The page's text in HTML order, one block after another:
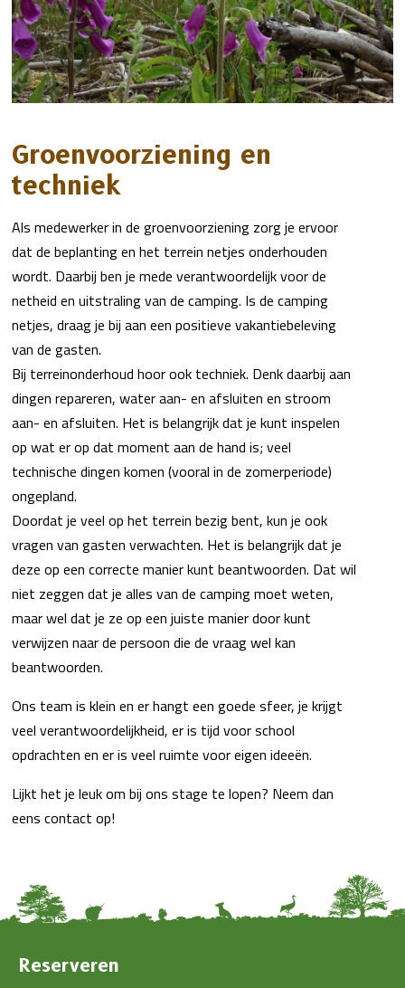
Groenvoorziening en
techniek
Als medewerker in de groenvoorziening zorg je ervoor
dat de beplanting en het terrein netjes onderhouden
wordt. Daarbij ben je mede verantwoordelijk voor de
netheid en uitstraling van de camping. Is de camping
netjes, draag je bij aan een positieve vakantiebeleving
van de gasten.
Bij terreinonderhoud hoor ook techniek. Denk daarbij aan
dingen repareren, water aan- en afsluiten en stroom
aan- en afsluiten. Het is belangrijk dat je kunt inspelen
op wat er op dat moment aan de hand is; veel
technische dingen komen (vooral in de zomerperiode)
ongepland.
Doordat je veel op het terrein bezig bent, kun je ook
vragen van gasten verwachten. Het is belangrijk dat je
deze op een correcte manier kunt beantwoorden. Dat wil
niet zeggen dat je alles van de camping moet weten,
maar wel dat je ze op een juiste manier door kunt
verwijzen naar de persoon die de vraag wel kan
beantwoorden.
Ons team is klein en er hangt een goede sfeer, je krijgt
veel verantwoordelijkheid, er is tijd voor school
opdrachten en er is veel ruimte voor eigen ideeën.
Lijkt het je leuk om bij ons stage te lopen? Neem dan
eens contact op!
Reserveren